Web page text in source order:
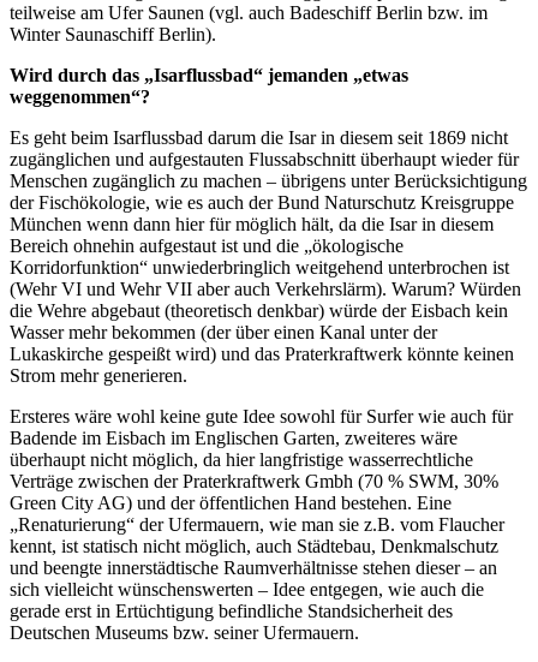
teilweise am Ufer Saunen (vgl. auch Badeschiff Berlin bzw. im
Winter Saunaschiff Berlin).
Wird durch das „Isarflussbad“ jemanden „etwas
weggenommen“?
Es geht beim Isarflussbad darum die Isar in diesem seit 1869 nicht
zugänglichen und aufgestauten Flussabschnitt überhaupt wieder für
Menschen zugänglich zu machen – übrigens unter Berücksichtigung
der Fischökologie, wie es auch der Bund Naturschutz Kreisgruppe
München wenn dann hier für möglich hält, da die Isar in diesem
Bereich ohnehin aufgestaut ist und die „ökologische
Korridorfunktion“ unwiederbringlich weitgehend unterbrochen ist
(Wehr VI und Wehr VII aber auch Verkehrslärm). Warum? Würden
die Wehre abgebaut (theoretisch denkbar) würde der Eisbach kein
Wasser mehr bekommen (der über einen Kanal unter der
Lukaskirche gespeißt wird) und das Praterkraftwerk könnte keinen
Strom mehr generieren.
Ersteres wäre wohl keine gute Idee sowohl für Surfer wie auch für
Badende im Eisbach im Englischen Garten, zweiteres wäre
überhaupt nicht möglich, da hier langfristige wasserrechtliche
Verträge zwischen der Praterkraftwerk Gmbh (70 % SWM, 30%
Green City AG) und der öffentlichen Hand bestehen. Eine
„Renaturierung“ der Ufermauern, wie man sie z.B. vom Flaucher
kennt, ist statisch nicht möglich, auch Städtebau, Denkmalschutz
und beengte innerstädtische Raumverhältnisse stehen dieser – an
sich vielleicht wünschenswerten – Idee entgegen, wie auch die
gerade erst in Ertüchtigung befindliche Standsicherheit des
Deutschen Museums bzw. seiner Ufermauern.